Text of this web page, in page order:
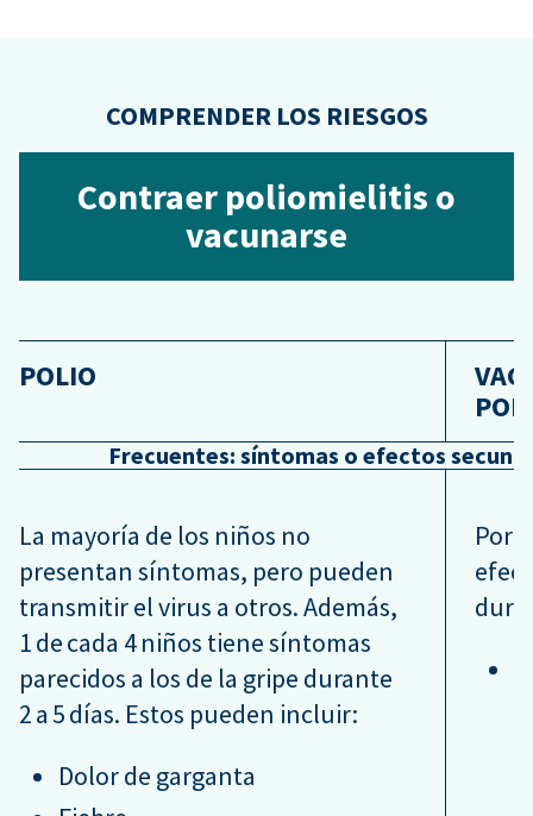
COMPRENDER LOS RIESGOS
Contraer poliomielitis o
vacunarse
POLIO
Frecuentes: síntomas o efectos
La mayoría de los niños no
presentan síntomas, pero pueden
transmitir el virus a otros. Además,
1 de cada 4 niños tiene síntomas
parecidos a los de la gripe durante
2 a 5 días. Estos pueden incluir:
Dolor de garganta
Por